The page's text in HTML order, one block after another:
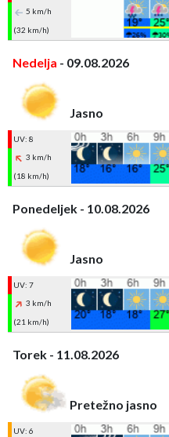
5 km/h
(32 km/h)
Nedelja - 09.08.2026
Jasno
UV: 8
3 km/h
(18 km/h)
Ponedeljek - 10.08.2026
Jasno
UV: 7
3 km/h
(21 km/h)
Torek - 11.08.2026
Pretežno jasno
UV: 6